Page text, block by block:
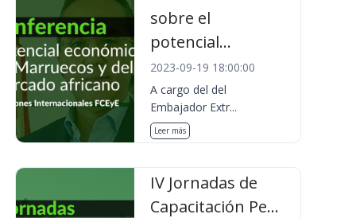
sobre el
potencial...
2023-09-19 18:00:00
A cargo del del
Embajador Extr...
Leer más
IV Jornadas de
Capacitación Pe...